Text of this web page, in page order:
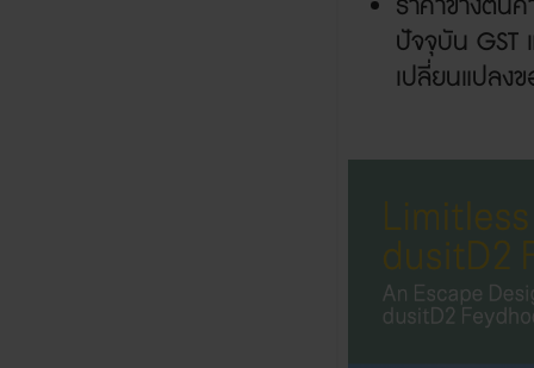
ราคาข้างต้น
ปัจจุบัน GST
เปลี่ยนแปลง